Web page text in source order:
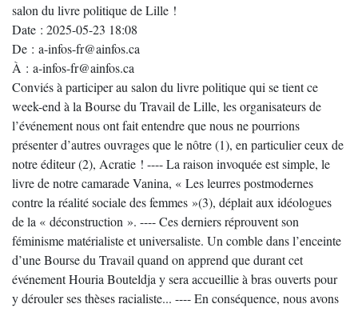
salon du livre politique de Lille !
Date : 2025-05-23 18:08
De : a-infos-fr@ainfos.ca
À : a-infos-fr@ainfos.ca
Conviés à participer au salon du livre politique qui se tient ce
week-end à la Bourse du Travail de Lille, les organisateurs de
l’événement nous ont fait entendre que nous ne pourrions
présenter d’autres ouvrages que le nôtre (1), en particulier ceux de
notre éditeur (2), Acratie ! ---- La raison invoquée est simple, le
livre de notre camarade Vanina, « Les leurres postmodernes
contre la réalité sociale des femmes »(3), déplait aux idéologues
de la « déconstruction ». ---- Ces derniers réprouvent son
féminisme matérialiste et universaliste. Un comble dans l’enceinte
d’une Bourse du Travail quand on apprend que durant cet
événement Houria Bouteldja y sera accueillie à bras ouverts pour
y dérouler ses thèses racialiste... ---- En conséquence, nous avons